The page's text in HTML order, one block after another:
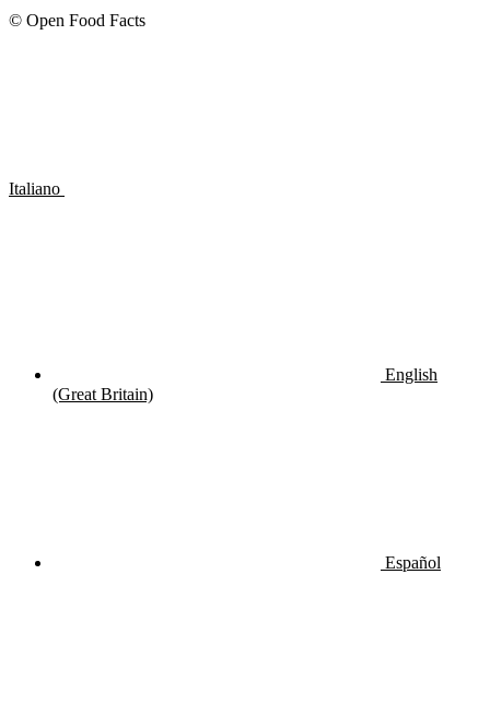
© Open Food Facts
Italiano
English
(Great Britain)
Español